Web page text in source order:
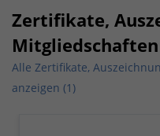
Zertifikate,
Mitgliedschaften
Alle Zertifikate,
anzeigen (1)